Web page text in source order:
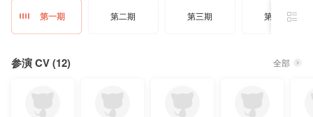
深入敌营，潜行伪装，危机四伏。
你我，一起守护！
原著：静舟小妖
第一期 第二期 第三期 第四期
参演 CV (12) 全部